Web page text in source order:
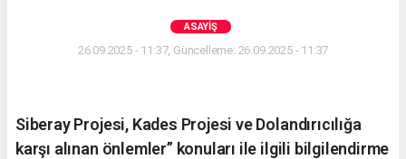
ASAYIŞ
26.09.2025 - 11:37, Güncelleme: 26.09.2025 - 11:37
Siberay Projesi, Kades Projesi ve Dolandırıcılığa
karşı alınan önlemler” konuları ile ilgili bilgilendirme